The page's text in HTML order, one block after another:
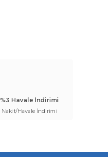
%3 Havale İndirimi
Nakit/Havale İndirimi